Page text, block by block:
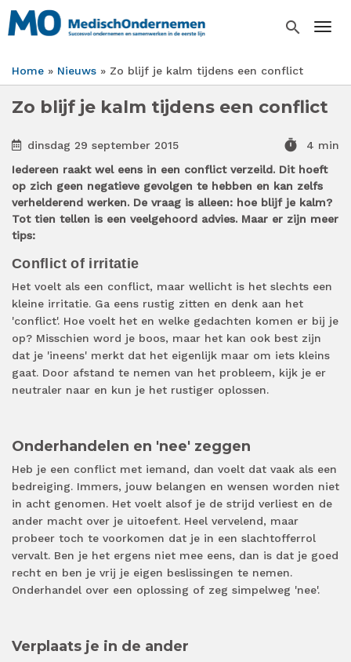
Overslaan
en
inhoud
search
Home Nieuws Zo blijf je kalm tijdens een conflict
Zo blijf je kalm tijdens een conflict
dinsdag 29 september 2015 timer
4 min
Iedereen raakt wel eens in een conflict verzeild. Dit hoeft
op zich geen negatieve gevolgen te hebben en kan zelfs
verhelderend werken. De vraag is alleen: hoe blijf je kalm?
Tot tien tellen is een veelgehoord advies. Maar er zijn meer
tips:
Conflict of irritatie
Het voelt als een conflict, maar wellicht is het slechts een
kleine irritatie. Ga eens rustig zitten en denk aan het
'conflict'. Hoe voelt het en welke gedachten komen er bij je
op? Misschien word je boos, maar het kan ook best zijn
dat je 'ineens' merkt dat het eigenlijk maar om iets kleins
gaat. Door afstand te nemen van het probleem, kijk je er
neutraler naar en kun je het rustiger oplossen.
Onderhandelen en 'nee' zeggen
Heb je een conflict met iemand, dan voelt dat vaak als een
bedreiging. Immers, jouw belangen en wensen worden niet
in acht genomen. Het voelt alsof je de strijd verliest en de
ander macht over je uitoefent. Heel vervelend, maar
probeer toch te voorkomen dat je in een slachtofferrol
vervalt. Ben je het ergens niet mee eens, dan is dat je goed
recht en ben je vrij je eigen beslissingen te nemen.
Onderhandel over een oplossing of zeg simpelweg 'nee'.
Verplaats je in de ander